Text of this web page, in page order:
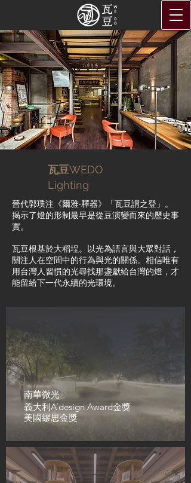
瓦豆WEDO
Lighting
晉代郭璞注《爾雅‧釋器》「瓦豆謂之登」。
揭示了燈的形制最早是從豆演變而來的歷史事
實。
瓦豆根基於大稻埕。以光為語言與大眾對話，
關注人在空間中的行為與光的關係。相信唯有
用台灣人習慣的光尋找那盞獻給台灣的燈，才
能留給下一代永續的光環境。
南華微光
義大利A’design Award金獎
美國繆思金獎